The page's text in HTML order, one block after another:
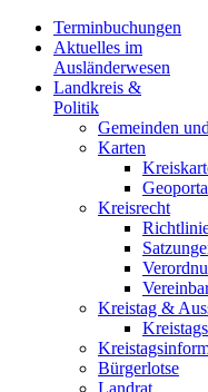
Terminbuchungen
Aktuelles im
Ausländerwesen
Landkreis &
Politik
Gemeinden
Karten
Kreisrecht
Kreistag &
Bürgerlotse
Landrat